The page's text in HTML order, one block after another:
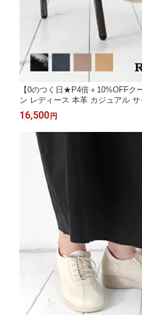
【0のつく日★P4倍＋10%OFFク
ン レディース 本革 カジュアル
きやすい 痛くない 軽量 日本製
16,500円